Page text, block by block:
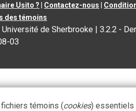
Usito ? Contactez-nous
des témoins
Université de Sherbrooke |3.2.2 -
03
témoins (cookies) essentiels